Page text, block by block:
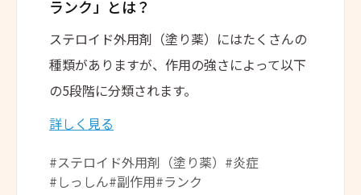
ランク」とは？
ステロイド外用剤（塗り薬）にはたくさんの
種類がありますが、作用の強さによって以下
の5段階に分類されます。
詳しく見る
#ステロイド外用剤（塗り薬） #炎症
#しっしん#副作用#ランク